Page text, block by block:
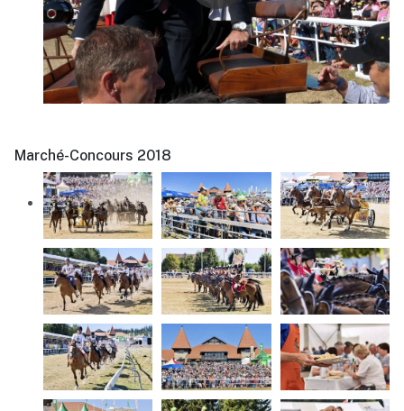
Marché-Concours 2018